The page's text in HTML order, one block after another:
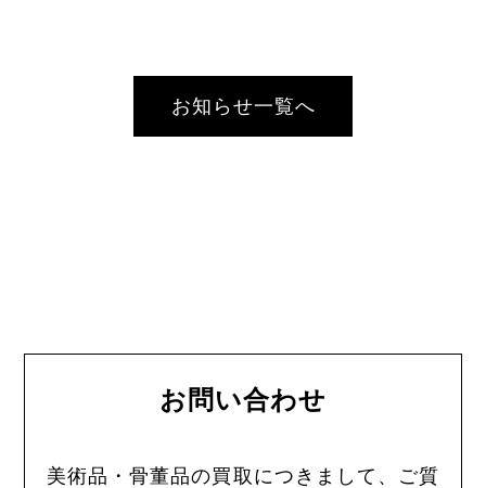
お知らせ一覧へ
お問い合わせ
美術品・骨董品の買取につきまして、ご質